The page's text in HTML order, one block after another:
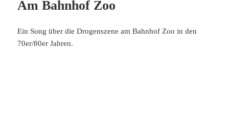
Am Bahnhof Zoo
Ein Song über die Drogenszene am Bahnhof Zoo in den
70er/80er Jahren.